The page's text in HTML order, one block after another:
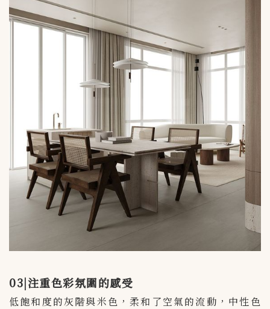
03|注重色彩氛圍的感受
低飽和度的灰階與米色，柔和了空氣的流動，中性色